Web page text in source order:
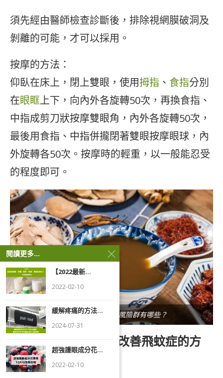
須先經由醫師檢查診斷後，排除視網膜破洞及
剝離的可能，才可以採用。
按摩的方法：
仰臥在床上，閉上雙眼，使用拇指 、 食指分別
在眼眶上下，向內外各旋轉50次，再換食指、
中指成剪刀狀按摩雙眼角，內外各旋轉50次，
最後用食指、中指併攏閉著雙眼按摩眼球，內
外旋轉各50次。按摩時的輕重，以一般能忍受
的程度即可。
「飛蚊症」發生的高風險群有哪些？
（三）利用「飲食」改善飛蚊症的方
法：
閱讀更多...
【2022最新...
2022-02-10
緩解疼痛的方法...
2024-07-31
超強護眼成分花...
2022-02-10